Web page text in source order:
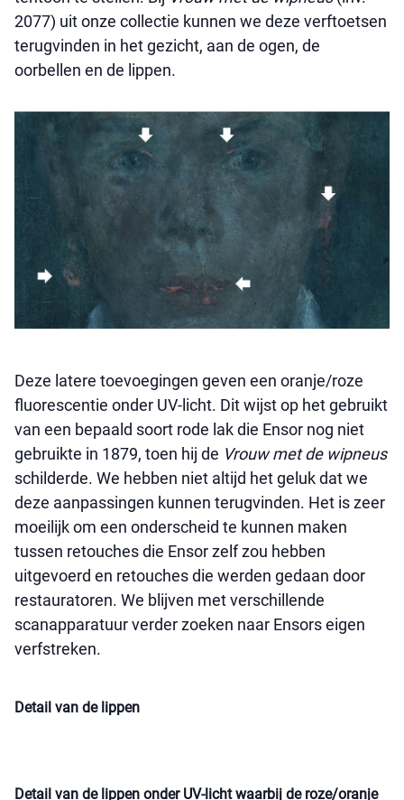
2077) uit onze collectie kunnen we deze verftoetsen
terugvinden in het gezicht, aan de ogen, de
oorbellen en de lippen.
Deze latere toevoegingen geven een oranje/roze
fluorescentie onder UV-licht. Dit wijst op het gebruikt
van een bepaald soort rode lak die Ensor nog niet
gebruikte in 1879, toen hij de Vrouw met de wipneus
schilderde. We hebben niet altijd het geluk dat we
deze aanpassingen kunnen terugvinden. Het is zeer
moeilijk om een onderscheid te kunnen maken
tussen retouches die Ensor zelf zou hebben
uitgevoerd en retouches die werden gedaan door
restauratoren. We blijven met verschillende
scanapparatuur verder zoeken naar Ensors eigen
verfstreken.
Detail van de lippen
Detail van de lippen onder UV-licht waarbij de roze/oranje